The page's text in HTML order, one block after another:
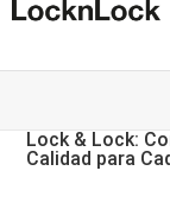
Lock & Lock:
Calidad para